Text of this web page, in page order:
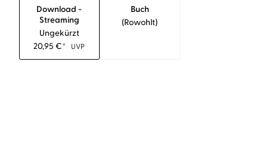
Download -
Streaming
Ungekürzt
20,95€* UVP
Buch
(rowohlt)